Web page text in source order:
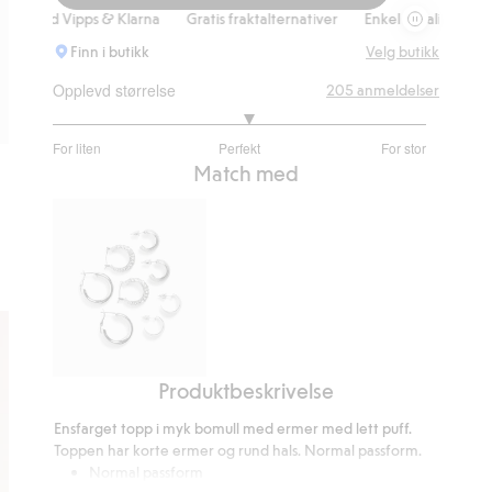
Topp,
Vipps & Klarna Gratis fraktalternativer
Enkel betaling med Vipps
Finn i butikk
Velg butikk
Opplevd størrelse
For liten Perfekt For stor
av
stemmer
205 anmeldelser
Match med
Produktbeskrivelse
Ensfarget topp i myk bomull med ermer med lett puff.
Toppen har korte ermer og rund hals. Normal passform.